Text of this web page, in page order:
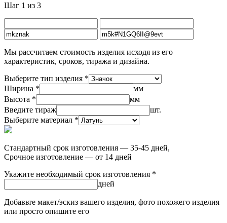
Шаг 1 из 3
Мы рассчитаем стоимость изделия исходя из его
характеристик, сроков, тиража и дизайна.
Выберите тип изделия *
Ширина *
мм
Высота *
мм
Введите тираж
шт.
Выберите материал *
Стандартный срок изготовления — 35-45 дней,
Срочное изготовление — от 14 дней
Укажите необходимый срок изготовления *
дней
Добавьте макет/эскиз вашего изделия, фото похожего изделия
или просто опишите его